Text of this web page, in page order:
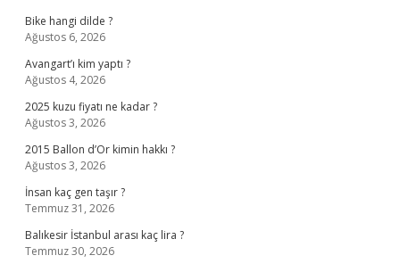
Bike hangi dilde ?
Ağustos 6, 2026
Avangart’ı kim yaptı ?
Ağustos 4, 2026
2025 kuzu fiyatı ne kadar ?
Ağustos 3, 2026
2015 Ballon d’Or kimin hakkı ?
Ağustos 3, 2026
İnsan kaç gen taşır ?
Temmuz 31, 2026
Balıkesir İstanbul arası kaç lira ?
Temmuz 30, 2026